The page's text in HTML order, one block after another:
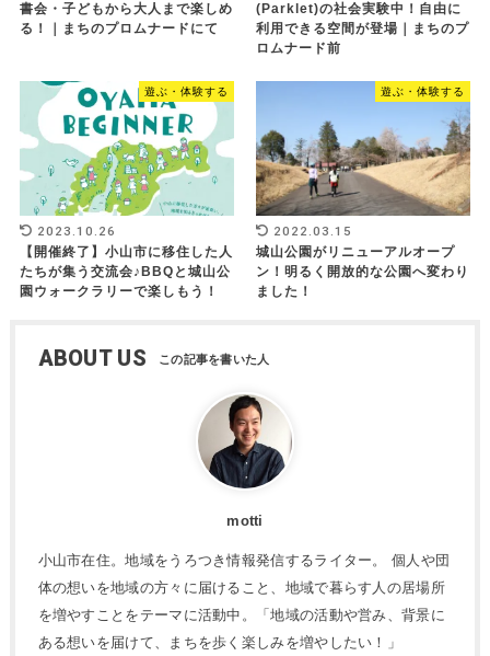
書会・子どもから大人まで楽しめ
る！｜まちのプロムナードにて
(Parklet)の社会実験中！自由に
利用できる空間が登場｜まちのプ
ロムナード前
遊ぶ・体験する
2023.10.26
【開催終了】小山市に移住した人
たちが集う交流会♪BBQと城山公
園ウォークラリーで楽しもう！
遊ぶ・体験する
2022.03.15
城山公園がリニューアルオープ
ン！明るく開放的な公園へ変わり
ました！
ABOUT US
motti
小山市在住。地域をうろつき情報発信するライター。 個人や団
体の想いを地域の方々に届けること、地域で暮らす人の居場所
を増やすことをテーマに活動中。「地域の活動や営み、背景に
ある想いを届けて、まちを歩く楽しみを増やしたい！」